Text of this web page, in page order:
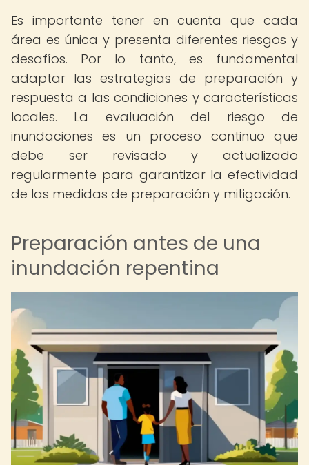
Es importante tener en cuenta que cada
área es única y presenta diferentes riesgos y
desafíos. Por lo tanto, es fundamental
adaptar las estrategias de preparación y
respuesta a las condiciones y características
locales. La evaluación del riesgo de
inundaciones es un proceso continuo que
debe ser revisado y actualizado
regularmente para garantizar la efectividad
de las medidas de preparación y mitigación.
Preparación antes de una
inundación repentina